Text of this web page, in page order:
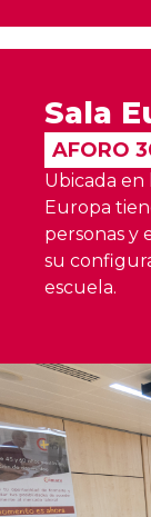
Sala
AFORO
Ubicada en
Europa
personas y
su
escuela.